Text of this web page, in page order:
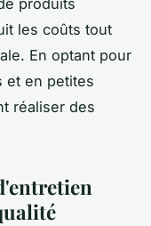
les coûts tout
En optant pour
et en petites
réaliser des